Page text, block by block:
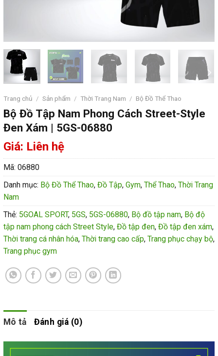
Trang chủ / Sản phẩm / Thời Trang Nam / Bộ Đồ Thể Thao
Bộ Đồ Tập Nam Phong Cách Street-Style
Đen Xám | 5GS-06880
Giá: Liên hệ
Mã: 06880
Danh mục: Bộ Đồ Thể Thao, Đồ Tập, Gym, Thể Thao, Thời Trang
Nam
Thẻ: 5GOAL SPORT, 5GS, 5GS-06880, Bộ đồ tập nam, Bộ độ
tập nam phong cách Street Style, Đồ tập đen, Đồ tập đen xám,
Thời trang cá nhân hóa, Thời trang cao cấp, Trang phục chạy bộ,
Trang phục gym
Mô tả Đánh giá (0)